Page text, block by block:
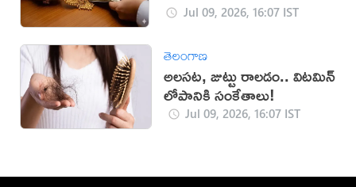
Jul 09, 2026, 16:07 IST
తెలంగాణ
అలసట, జుట్టు రాలడం.. విటమిన్
లోపానికి సంకేతాలు!
Jul 09, 2026, 16:07 IST